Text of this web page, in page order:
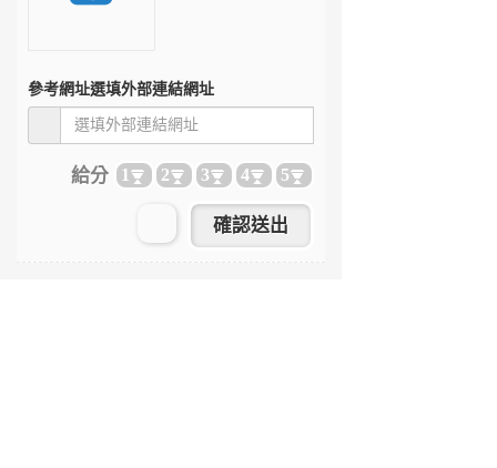
參考網址選填外部連結網址
給分 1 2 3 4 5